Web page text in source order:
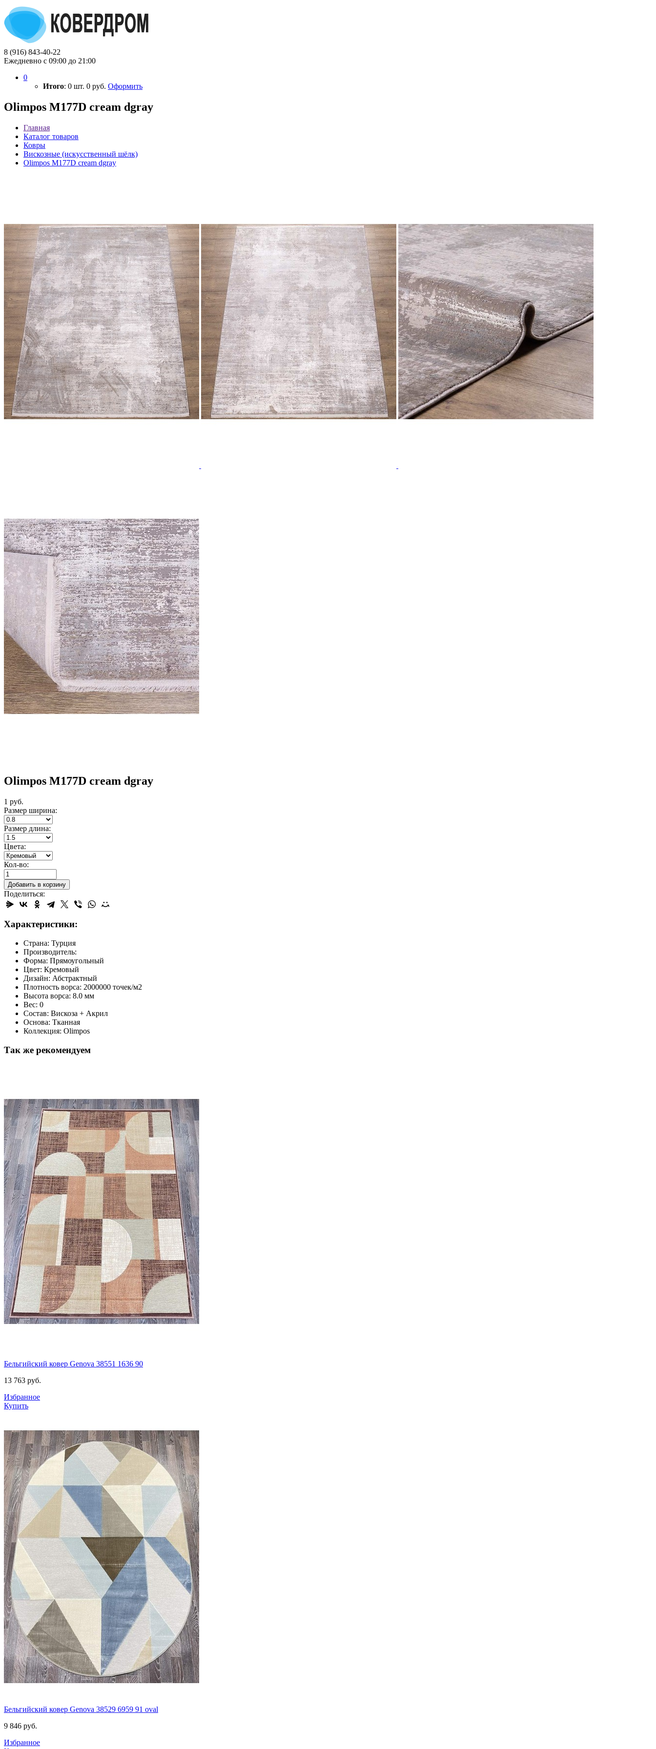
8 (916) 843-40-22
Ежедневно с 09:00 до 21:00
0
Итого: 0 шт. 0 руб. Оформить
Olimpos M177D cream dgray
Главная
Каталог товаров
Ковры
Вискозные (искусственный шёлк)
Olimpos M177D cream dgray
Olimpos M177D cream dgray
1 руб.
Размер ширина:
Размер длина:
Цвета:
Кол-во:
Добавить в корзину
Поделиться:
Характеристики:
Страна: Турция
Производитель:
Форма: Прямоугольный
Цвет: Кремовый
Дизайн: Абстрактный
Плотность ворса: 2000000 точек/м2
Высота ворса: 8.0 мм
Вес: 0
Состав: Вискоза + Акрил
Основа: Тканная
Коллекция: Olimpos
Так же рекомендуем
Бельгийский ковер Genova 38551 1636 90
13 763 руб.
Избранное
Купить
Бельгийский ковер Genova 38529 6959 91 oval
9 846 руб.
Избранное